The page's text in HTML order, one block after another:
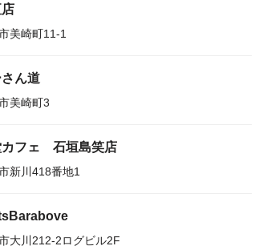
美崎町11-1
さん道
美崎町3
カフェ 石垣島笑店
新川418番地1
大川212-2ログビル2F